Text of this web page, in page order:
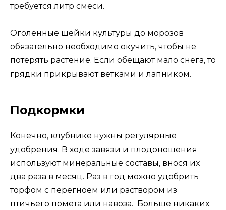
требуется литр смеси.
Оголенные шейки культуры до морозов
обязательно необходимо окучить, чтобы не
потерять растение. Если обещают мало снега, то
грядки прикрывают ветками и лапником.
Подкормки
Конечно, клубнике нужны регулярные
удобрения. В ходе завязи и плодоношения
используют минеральные составы, внося их
два раза в месяц. Раз в год можно удобрить
торфом с перегноем или раствором из
птичьего помета или навоза. Больше никаких